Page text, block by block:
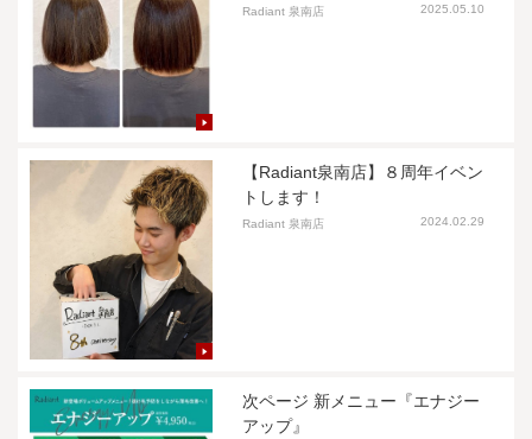
Radiant 泉南店 2025.05.10
【Radiant泉南店】８周年イベン
トします！
Radiant 泉南店 2024.02.29
次ページ 新メニュー『エナジー
アップ』